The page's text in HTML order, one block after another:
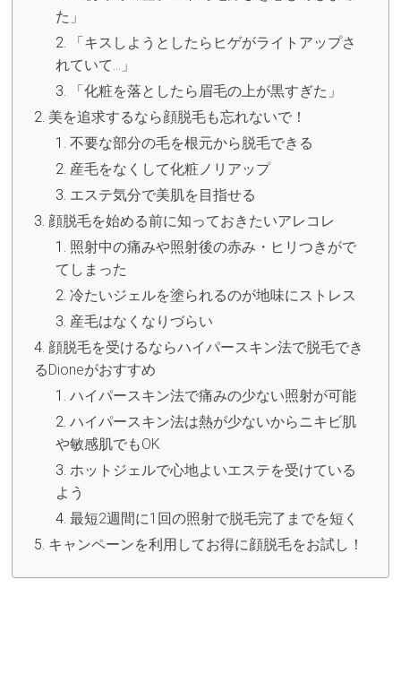
た」
「キスしようとしたらヒゲがライトアップさ
れていて…」
「化粧を落としたら眉毛の上が黒すぎた」
美を追求するなら顔脱毛も忘れないで！
不要な部分の毛を根元から脱毛できる
産毛をなくして化粧ノリアップ
エステ気分で美肌を目指せる
顔脱毛を始める前に知っておきたいアレコレ
照射中の痛みや照射後の赤み・ヒリつきがで
てしまった
冷たいジェルを塗られるのが地味にストレス
産毛はなくなりづらい
顔脱毛を受けるならハイパースキン法で脱毛でき
るDioneがおすすめ
ハイパースキン法で痛みの少ない照射が可能
ハイパースキン法は熱が少ないからニキビ肌
や敏感肌でもOK
ホットジェルで心地よいエステを受けている
よう
最短2週間に1回の照射で脱毛完了までを短く
キャンペーンを利用してお得に顔脱毛をお試し！